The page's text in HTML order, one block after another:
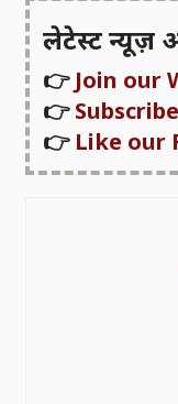
लेटेस्ट न्यूज़
👉 Join our
👉
👉 Like our